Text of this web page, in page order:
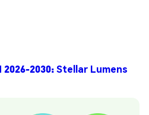
2030: Stellar Lumens